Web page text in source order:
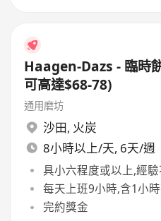
Haagen-Dazs - 臨時
可高達$68-78)
通用磨坊
沙田, 火炭
8小時以上/天, 6天/週
具小六程度或以上,經
每天上班9小時,含1小
完約獎金